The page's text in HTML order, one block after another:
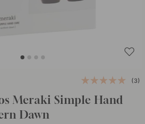
(3)
Meraki Simple Hand
Dawn